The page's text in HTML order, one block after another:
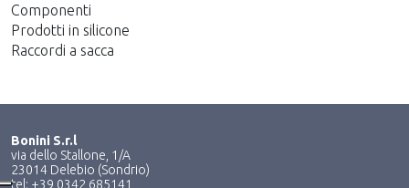
Componenti
Prodotti in silicone
Raccordi a sacca
Bonini S.r.l
via dello Stallone, 1/A
23014 Delebio (Sondrio)
tel: +39 0342 685141